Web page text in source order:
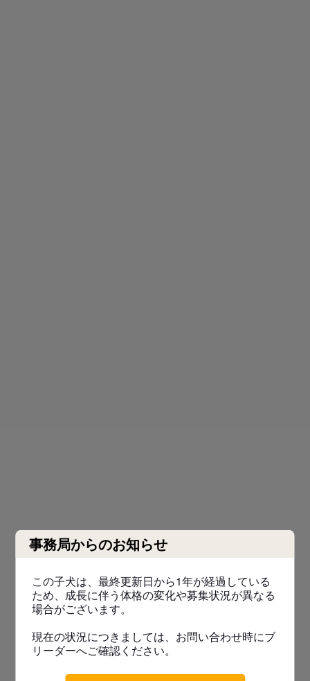
事務局からのお知らせ
この子犬は、最終更新日から1年が経過している
ため、成長に伴う体格の変化や募集状況が異なる
場合がございます。
現在の状況につきましては、お問い合わせ時にブ
リーダーへご確認ください。